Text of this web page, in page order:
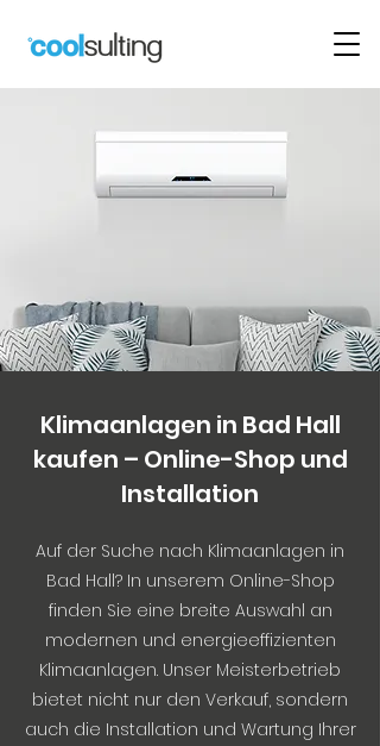
Klimaanlagen in Bad Hall
kaufen – Online-Shop und
Installation
Auf der Suche nach Klimaanlagen in
Bad Hall? In unserem Online-Shop
finden Sie eine breite Auswahl an
modernen und energieeffizienten
Klimaanlagen. Unser Meisterbetrieb
bietet nicht nur den Verkauf, sondern
auch die Installation und Wartung Ihrer